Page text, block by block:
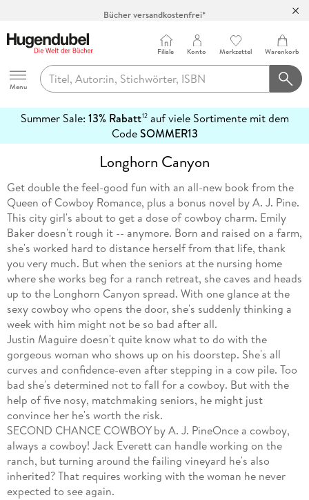
Bücher versandkostenfrei*
Abholung in über 100 Filialen
Hugendubel
Menu
Filiale Konto Merkzettel Warenkorb
Summer Sale: 13% Rabatt12auf viele Sortimente mit dem
CodeSOMMER13
erfahren
Longhorn Canyon
Get double the feel-good fun with an all-new book from the
Queen of Cowboy Romance, plus a bonus novel by A. J. Pine.
This city girl's about to get a dose of cowboy charm. Emily
Baker doesn't rough it -- anymore. Born and raised on a farm,
she's worked hard to distance herself from that life, thank
you very much. But when the seniors at the nursing home
where she works beg for a ranch retreat, she caves and heads
up to the Longhorn Canyon spread. With one glance at the
sexy cowboy who opens the door, she's suddenly thinking a
week with him might not be so bad after all.
Justin Maguire doesn't quite know what to do with the
gorgeous woman who shows up on his doorstep. She's all
curves and confidence-even after stepping in a cow pile. Too
bad she's determined not to fall for a cowboy. But with the
help of five nosy, matchmaking seniors, he might just
convince her he's worth the risk.
SECOND CHANCE COWBOY by A. J. PineOnce a cowboy,
always a cowboy! Jack Everett can handle working on the
ranch, but turning around the failing vineyard he's also
inherited? That requires working with the woman he never
expected to see again.